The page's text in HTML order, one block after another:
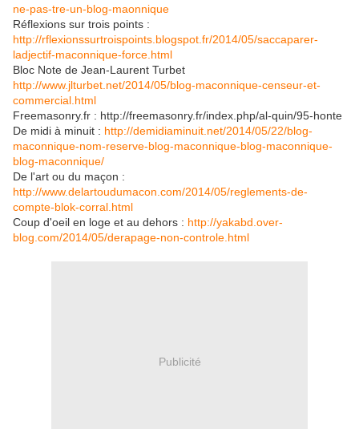
ne-pas-tre-un-blog-maonnique
Réflexions sur trois points :
http://rflexionssurtroispoints.blogspot.fr/2014/05/saccaparer-
ladjectif-maconnique-force.html
Bloc Note de Jean-Laurent Turbet
http://www.jlturbet.net/2014/05/blog-maconnique-censeur-et-
commercial.html
Freemasonry.fr : http://freemasonry.fr/index.php/al-quin/95-honte
De midi à minuit : http://demidiaminuit.net/2014/05/22/blog-
maconnique-nom-reserve-blog-maconnique-blog-maconnique-
blog-maconnique/
De l'art ou du maçon :
http://www.delartoudumacon.com/2014/05/reglements-de-
compte-blok-corral.html
Coup d'oeil en loge et au dehors : http://yakabd.over-
blog.com/2014/05/derapage-non-controle.html
Publicité